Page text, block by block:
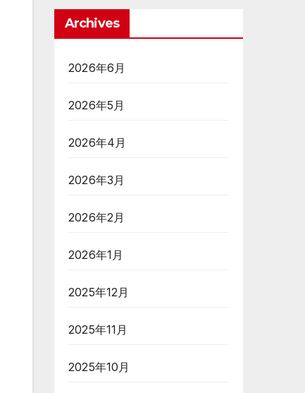
Archives
2026年6月
2026年5月
2026年4月
2026年3月
2026年2月
2026年1月
2025年12月
2025年11月
2025年10月